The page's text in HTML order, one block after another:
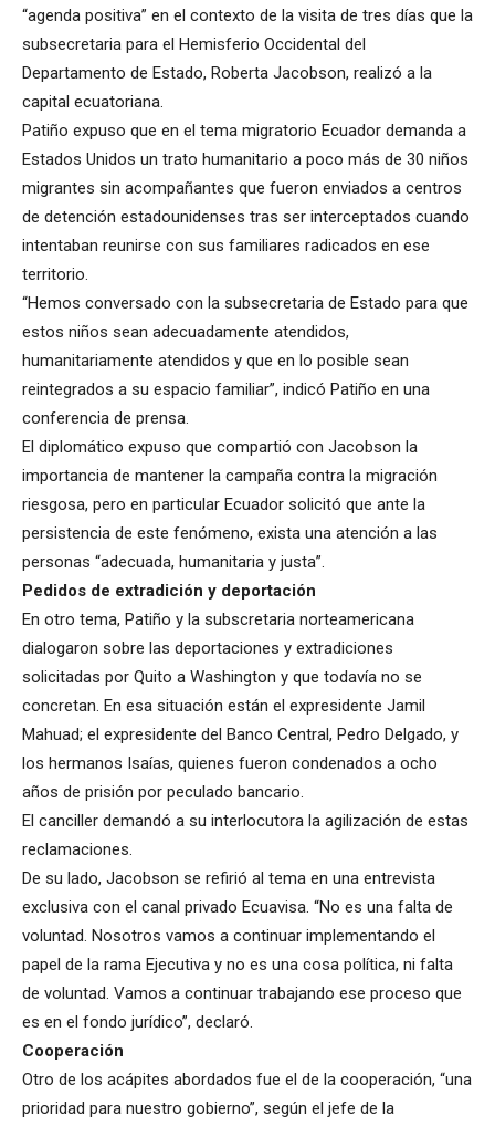
“agenda positiva” en el contexto de la visita de tres días que la
subsecretaria para el Hemisferio Occidental del
Departamento de Estado, Roberta Jacobson, realizó a la
capital ecuatoriana.
Patiño expuso que en el tema migratorio Ecuador demanda a
Estados Unidos un trato humanitario a poco más de 30 niños
migrantes sin acompañantes que fueron enviados a centros
de detención estadounidenses tras ser interceptados cuando
intentaban reunirse con sus familiares radicados en ese
territorio.
“Hemos conversado con la subsecretaria de Estado para que
estos niños sean adecuadamente atendidos,
humanitariamente atendidos y que en lo posible sean
reintegrados a su espacio familiar”, indicó Patiño en una
conferencia de prensa.
El diplomático expuso que compartió con Jacobson la
importancia de mantener la campaña contra la migración
riesgosa, pero en particular Ecuador solicitó que ante la
persistencia de este fenómeno, exista una atención a las
personas “adecuada, humanitaria y justa”.
Pedidos de extradición y deportación
En otro tema, Patiño y la subscretaria norteamericana
dialogaron sobre las deportaciones y extradiciones
solicitadas por Quito a Washington y que todavía no se
concretan. En esa situación están el expresidente Jamil
Mahuad; el expresidente del Banco Central, Pedro Delgado, y
los hermanos Isaías, quienes fueron condenados a ocho
años de prisión por peculado bancario.
El canciller demandó a su interlocutora la agilización de estas
reclamaciones.
De su lado, Jacobson se refirió al tema en una entrevista
exclusiva con el canal privado Ecuavisa. “No es una falta de
voluntad. Nosotros vamos a continuar implementando el
papel de la rama Ejecutiva y no es una cosa política, ni falta
de voluntad. Vamos a continuar trabajando ese proceso que
es en el fondo jurídico”, declaró.
Cooperación
Otro de los acápites abordados fue el de la cooperación, “una
prioridad para nuestro gobierno”, según el jefe de la